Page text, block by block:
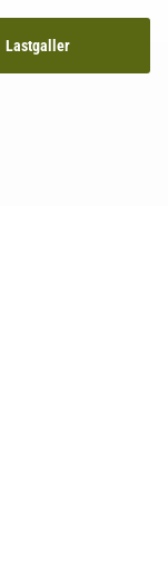
Lastgaller